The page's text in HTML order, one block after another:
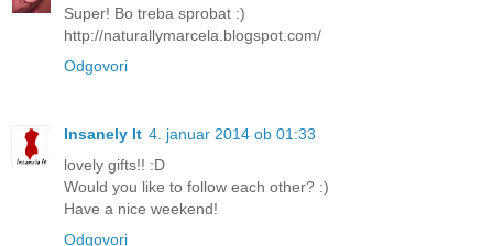
Super! Bo treba sprobat :)
http://naturallymarcela.blogspot.com/
Odgovori
Insanely It 4. januar 2014 ob 01:33
lovely gifts!! :D
Would you like to follow each other? :)
Have a nice weekend!
Odgovori